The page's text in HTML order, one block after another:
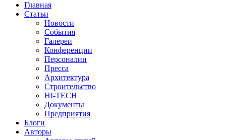
Главная
Статьи
Новости
События
Галереи
Конференции
Персоналии
Пресса
Архитектура
Строительство
HI-TECH
Документы
Предприятия
Блоги
Авторы